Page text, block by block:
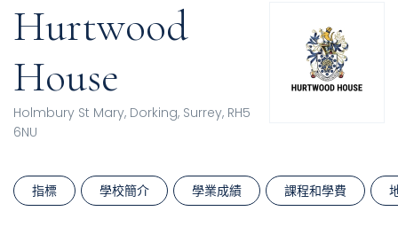
Hurtwood
House
Holmbury St Mary, Dorking, Surrey, RH5
6NU
指標 學校簡介 學業成績 課程和學費